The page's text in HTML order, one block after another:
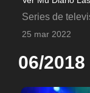
Series de
25 mar 2022
06/2018